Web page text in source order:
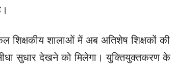
शिक्षकीय शालाओं में अब अतिशेष शिक्षकों की
सुधार देखने को मिलेगा। युक्तियुक्तकरण के